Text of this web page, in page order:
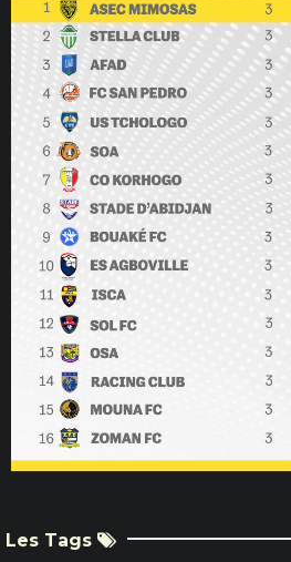
Les Tags